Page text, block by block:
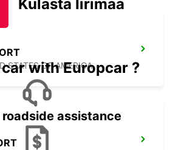
STATES OF AMERICA
Külasta Iirimaad
with Europcar ?
assistance